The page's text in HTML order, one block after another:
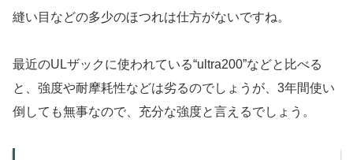
縫い目などの多少のほつれは仕方がないですね。
最近のULザックに使われている“ultra200”などと比べる
と、強度や耐摩耗性などは劣るのでしょうが、3年間使い
倒しても無事なので、充分な強度と言えるでしょう。